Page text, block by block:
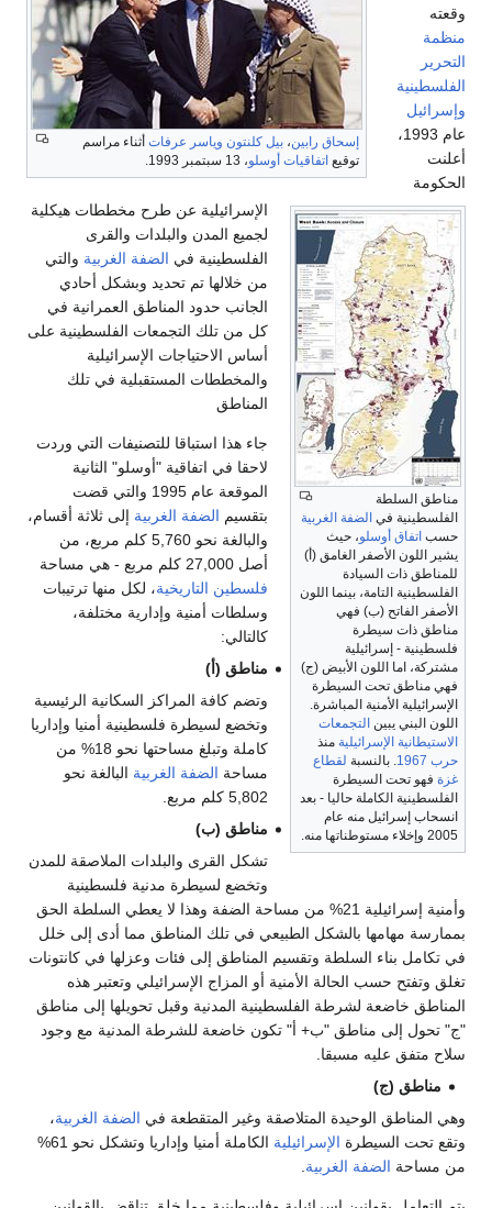
إسحاق رابين، بيل كلنتون وياسر عرفات أثناء مراسم
توقيع اتفاقيات أوسلو، 13 سبتمبر 1993.
مناطق السلطة
الفلسطينية في الضفة الغربية
حسب اتفاق أوسلو، حيث
يشير اللون الأصفر الغامق (أ)
للمناطق ذات السيادة
الفلسطينية التامة، بينما اللون
الأصفر الفاتح (ب) فهي
مناطق ذات سيطرة
فلسطينية - إسرائيلية
مشتركة، اما اللون الأبيض (ج)
فهي مناطق تحت السيطرة
الإسرائيلية الأمنية المباشرة.
اللون البني يبين التجمعات
الاستيطانية الإسرائيلية منذ
حرب 1967
. بالنسبة لقطاع
غزة فهو تحت السيطرة
الفلسطينية الكاملة حاليا - بعد
انسحاب إسرائيل منه عام
2005 وإخلاء مستوطناتها منه.
وقعته
منظمة
التحرير
الفلسطينية
وإسرائيل
عام 1993،
أعلنت
الحكومة
الإسرائيلية عن طرح مخططات هيكلية
لجميع المدن والبلدات والقرى
الفلسطينية في الضفة الغربية والتي
من خلالها تم تحديد وبشكل أحادي
الجانب حدود المناطق العمرانية في
كل من تلك التجمعات الفلسطينية على
أساس الاحتياجات الإسرائيلية
والمخططات المستقبلية في تلك
المناطق
جاء هذا استباقا للتصنيفات التي وردت
لاحقا في اتفاقية "أوسلو" الثانية
الموقعة عام 1995 والتي قضت
بتقسيم الضفة الغربية إلى ثلاثة أقسام،
والبالغة نحو 5,760 كلم مربع، من
أصل 27,000 كلم مربع - هي مساحة
فلسطين التاريخية، لكل منها ترتيبات
وسلطات أمنية وإدارية مختلفة،
كالتالي:
مناطق (أ)
وتضم كافة المراكز السكانية الرئيسية
وتخضع لسيطرة فلسطينية أمنيا وإداريا
كاملة وتبلغ مساحتها نحو 18% من
مساحة الضفة الغربية البالغة نحو
5,802 كلم مربع.
مناطق (ب)
تشكل القرى والبلدات الملاصقة للمدن
وتخضع لسيطرة مدنية فلسطينية
وأمنية إسرائيلية 21% من مساحة الضفة وهذا لا يعطي السلطة الحق
بممارسة مهامها بالشكل الطبيعي في تلك المناطق مما أدى إلى خلل
في تكامل بناء السلطة وتقسيم المناطق إلى فئات وعزلها في كانتونات
تغلق وتفتح حسب الحالة الأمنية أو المزاج الإسرائيلي وتعتبر هذه
المناطق خاضعة لشرطة الفلسطينية المدنية وقبل تحويلها إلى مناطق
"ج" تحول إلى مناطق "ب+ أ" تكون خاضعة للشرطة المدنية مع وجود
سلاح متفق عليه مسبقا.
مناطق (ج)
وهي المناطق الوحيدة المتلاصقة وغير المتقطعة في الضفة الغربية،
وتقع تحت السيطرة الإسرائيلية
الكاملة أمنيا وإداريا وتشكل نحو 61%
من مساحة الضفة الغربية.